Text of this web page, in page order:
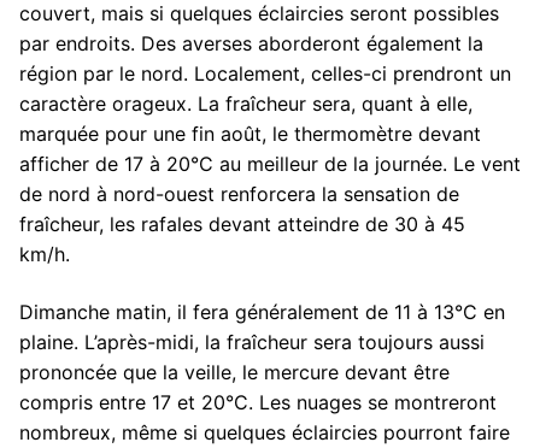
couvert, mais si quelques éclaircies seront possibles
par endroits. Des averses aborderont également la
région par le nord. Localement, celles-ci prendront un
caractère orageux. La fraîcheur sera, quant à elle,
marquée pour une fin août, le thermomètre devant
afficher de 17 à 20°C au meilleur de la journée. Le vent
de nord à nord-ouest renforcera la sensation de
fraîcheur, les rafales devant atteindre de 30 à 45
km/h.
Dimanche matin, il fera généralement de 11 à 13°C en
plaine. L’après-midi, la fraîcheur sera toujours aussi
prononcée que la veille, le mercure devant être
compris entre 17 et 20°C. Les nuages se montreront
nombreux, même si quelques éclaircies pourront faire